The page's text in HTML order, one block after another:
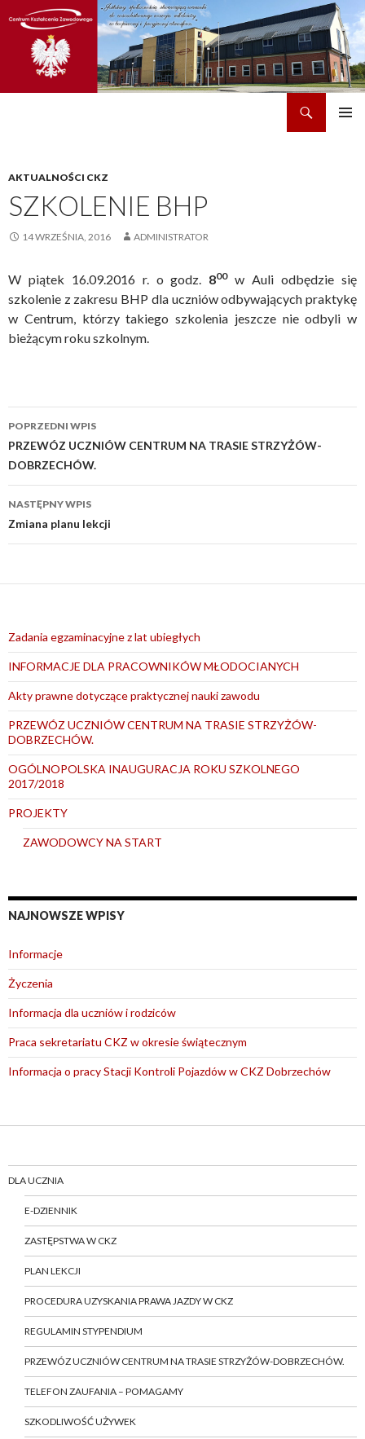
AKTUALNOŚCI CKZ
SZKOLENIE BHP
14 WRZEŚNIA, 2016 ADMINISTRATOR
W piątek 16.09.2016 r. o godz. 800w Auli odbędzie się
szkolenie z zakresu BHP dla uczniów odbywających praktykę
w Centrum, którzy takiego szkolenia jeszcze nie odbyli w
bieżącym roku szkolnym.
Nawigacja
wpisu
POPRZEDNI WPIS
PRZEWÓZ UCZNIÓW CENTRUM NA TRASIE STRZYŻÓW-
DOBRZECHÓW.
NASTĘPNY WPIS
Zmiana planu lekcji
Zadania egzaminacyjne z lat ubiegłych
INFORMACJE DLA PRACOWNIKÓW MŁODOCIANYCH
Akty prawne dotyczące praktycznej nauki zawodu
PRZEWÓZ UCZNIÓW CENTRUM NA TRASIE STRZYŻÓW-
DOBRZECHÓW.
OGÓLNOPOLSKA INAUGURACJA ROKU SZKOLNEGO
2017/2018
PROJEKTY
ZAWODOWCY NA START
NAJNOWSZE WPISY
Informacje
Życzenia
Informacja dla uczniów i rodziców
Praca sekretariatu CKZ w okresie świątecznym
Informacja o pracy Stacji Kontroli Pojazdów w CKZ Dobrzechów
DLA UCZNIA
E-DZIENNIK
ZASTĘPSTWA W CKZ
PLAN LEKCJI
PROCEDURA UZYSKANIA PRAWA JAZDY W CKZ
REGULAMIN STYPENDIUM
PRZEWÓZ UCZNIÓW CENTRUM NA TRASIE STRZYŻÓW-DOBRZECHÓW.
TELEFON ZAUFANIA – POMAGAMY
SZKODLIWOŚĆ UŻYWEK